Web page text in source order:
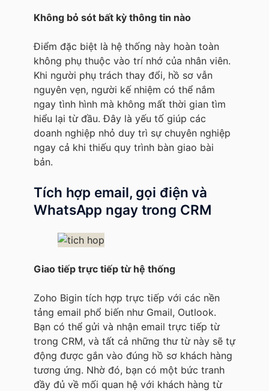
Không bỏ sót bất kỳ thông tin nào
Điểm đặc biệt là hệ thống này hoàn toàn
không phụ thuộc vào trí nhớ của nhân viên.
Khi người phụ trách thay đổi, hồ sơ vẫn
nguyên vẹn, người kế nhiệm có thể nắm
ngay tình hình mà không mất thời gian tìm
hiểu lại từ đầu. Đây là yếu tố giúp các
doanh nghiệp nhỏ duy trì sự chuyên nghiệp
ngay cả khi thiếu quy trình bàn giao bài
bản.
Tích hợp email, gọi điện và
WhatsApp ngay trong CRM
Giao tiếp trực tiếp từ hệ thống
Zoho Bigin tích hợp trực tiếp với các nền
tảng email phổ biến như Gmail, Outlook.
Bạn có thể gửi và nhận email trực tiếp từ
trong CRM, và tất cả những thư từ này sẽ tự
động được gắn vào đúng hồ sơ khách hàng
tương ứng. Nhờ đó, bạn có một bức tranh
đầy đủ về mối quan hệ với khách hàng từ